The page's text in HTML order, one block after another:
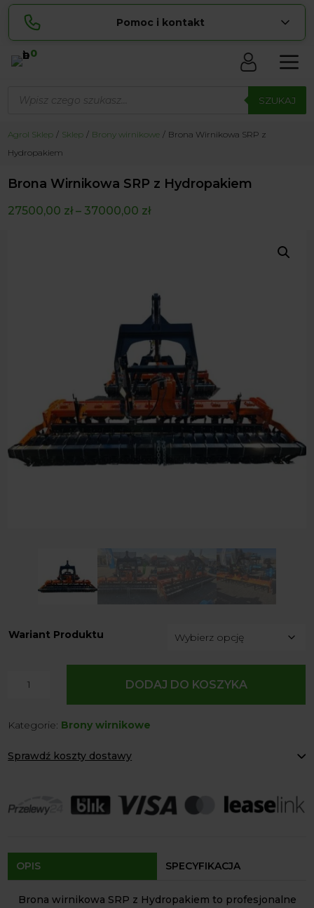
Pomoc i kontakt
Sylwia
pokaż numer
729 856 ... pokaż numer
0
produktów SZUKAJ
Agrol Sklep Sklep Brony wirnikowe
Brona Wirnikowa SRP z
Hydropakiem
Brona Wirnikowa SRP z Hydropakiem
27500,00 zł– 37000,00 zł
Wariant Produktu
SRP
Hydropakiem
DODAJ DO KOSZYKA
Kategorie: Brony wirnikowe
Sprawdź koszty dostawy
Agrol transport: 200 zł
Agrol transport gabaryty: ustalane indywidualnie
Dostępność form dostawy i ceny uzależniona od produktu.
OPIS SPECYFIKACJA
Brona wirnikowa SRP z Hydropakiem to profesjonalne